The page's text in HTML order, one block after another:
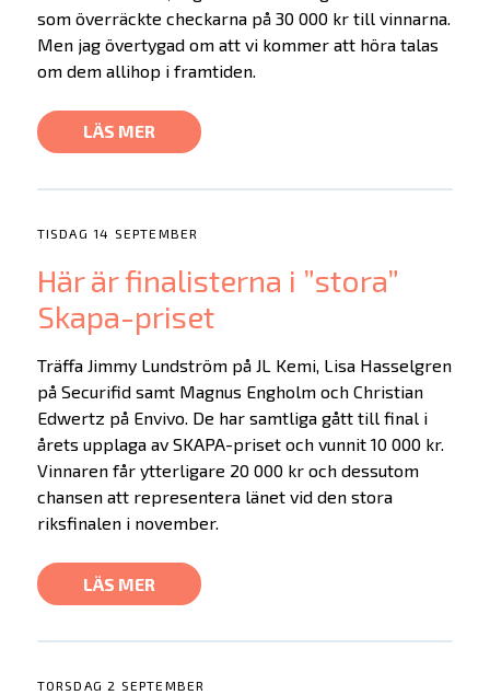
som överräckte checkarna på 30 000 kr till vinnarna.
Men jag övertygad om att vi kommer att höra talas
om dem allihop i framtiden.
LÄS MER
TISDAG 14 SEPTEMBER
Här är finalisterna i ”stora”
Skapa-priset
Träffa Jimmy Lundström på JL Kemi, Lisa Hasselgren
på Securifid samt Magnus Engholm och Christian
Edwertz på Envivo. De har samtliga gått till final i
årets upplaga av SKAPA-priset och vunnit 10 000 kr.
Vinnaren får ytterligare 20 000 kr och dessutom
chansen att representera länet vid den stora
riksfinalen i november.
LÄS MER
TORSDAG 2 SEPTEMBER